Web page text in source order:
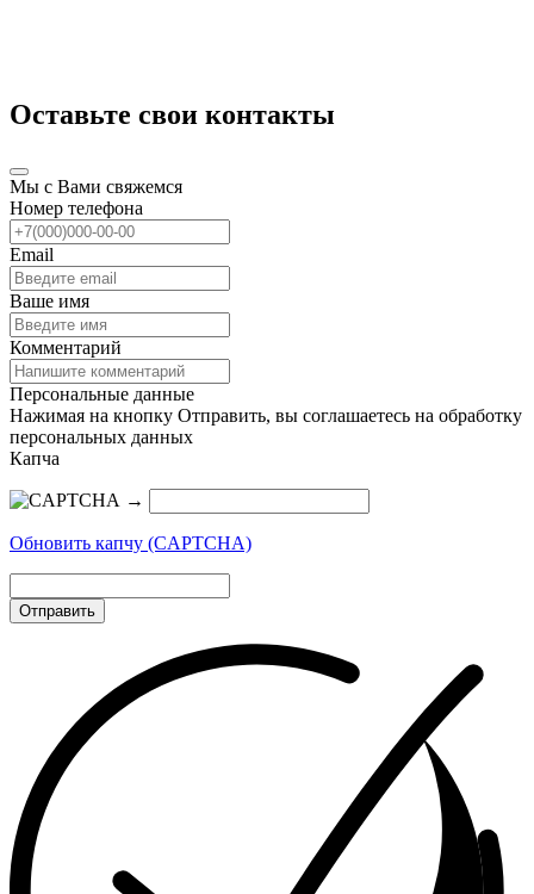
Оставьте свои контакты
Мы с Вами свяжемся
Номер телефона
Email
Ваше имя
Комментарий
Персональные данные
Нажимая на кнопку Отправить, вы соглашаетесь на обработку
персональных данных
Капча
→
Обновить капчу (CAPTCHA)
Отправить